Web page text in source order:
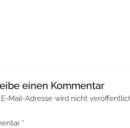
einen Kommentar
Mail-Adresse wird nicht
*